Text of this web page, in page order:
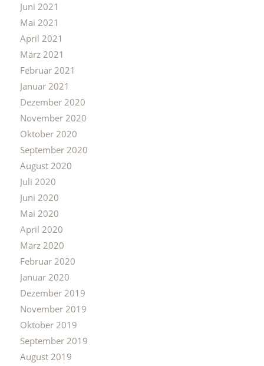
Juni 2021
Mai 2021
April 2021
März 2021
Februar 2021
Januar 2021
Dezember 2020
November 2020
Oktober 2020
September 2020
August 2020
Juli 2020
Juni 2020
Mai 2020
April 2020
März 2020
Februar 2020
Januar 2020
Dezember 2019
November 2019
Oktober 2019
September 2019
August 2019